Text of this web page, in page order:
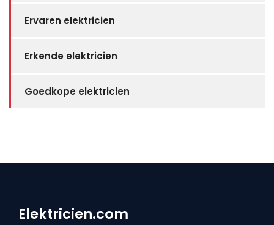
Ervaren elektricien
Erkende elektricien
Goedkope elektricien
Elektricien.com